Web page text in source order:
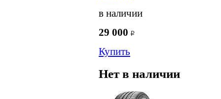
в наличии
29 000
Купить
Нет в наличии